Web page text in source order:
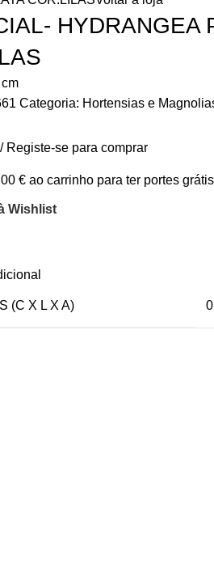
HYDRANGEA
cm
Categoria: Hortensias e
Registe-se para comprar
€ ao carrinho para ter portes
Wishlist
(C X L X A)